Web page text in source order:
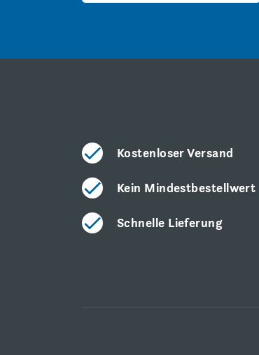
Kostenloser Versand
Kein Mindestbestellwert
Schnelle Lieferung